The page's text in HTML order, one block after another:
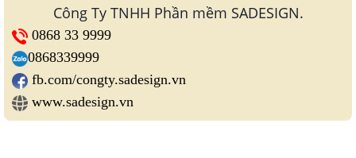
Công Ty TNHH Phần mềm SADESIGN.
0868 33 9999
0868339999
fb.com/congty.sadesign.vn
www.sadesign.vn